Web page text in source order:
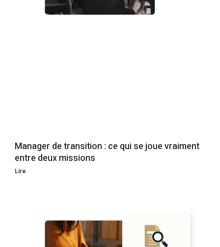
Manager de transition : ce qui se joue vraiment
entre deux missions
Lire